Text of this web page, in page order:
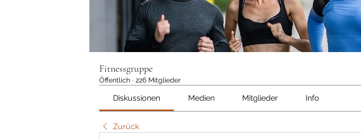
Fitnessgruppe
Öffentlich · 226 Mitglieder
Diskussionen Medien Mitglieder Info
Zurück